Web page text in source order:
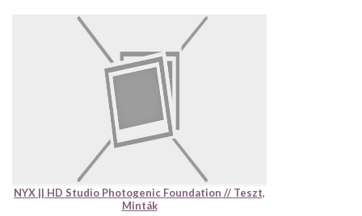
NYX || HD Studio Photogenic Foundation // Teszt,
Minták